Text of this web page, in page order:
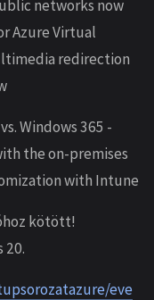
networks now
Azure Virtual
redirection
Windows 365 -
the on-premises
with Intune
kötött!
20.
eve